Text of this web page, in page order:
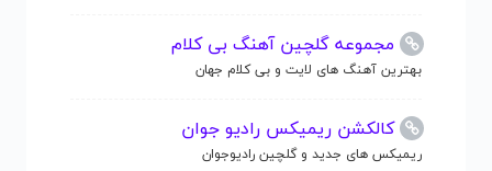
مجموعه گلچین آهنگ بی کلام
بهترین آهنگ های لایت و بی کلام جهان
کالکشن ریمیکس رادیو جوان
ریمیکس های جدید و گلچین رادیوجوان